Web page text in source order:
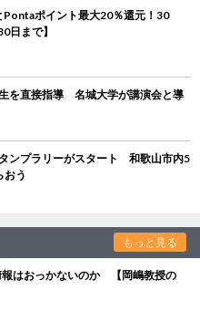
Pontaポイント最大20％還元！30
日まで】
を直接指導 名城大学が講演会と導
ンプラリーがスタート 和歌山市内5
おう
もっと見る
報はおっかないのか 【岡嶋教授の